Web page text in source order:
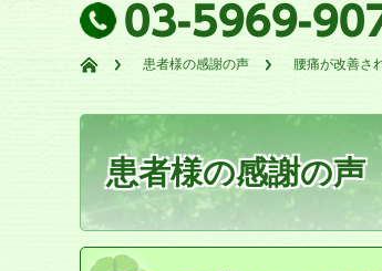
患者様の感謝の声 腰痛が改善さ
患者様の感謝の声